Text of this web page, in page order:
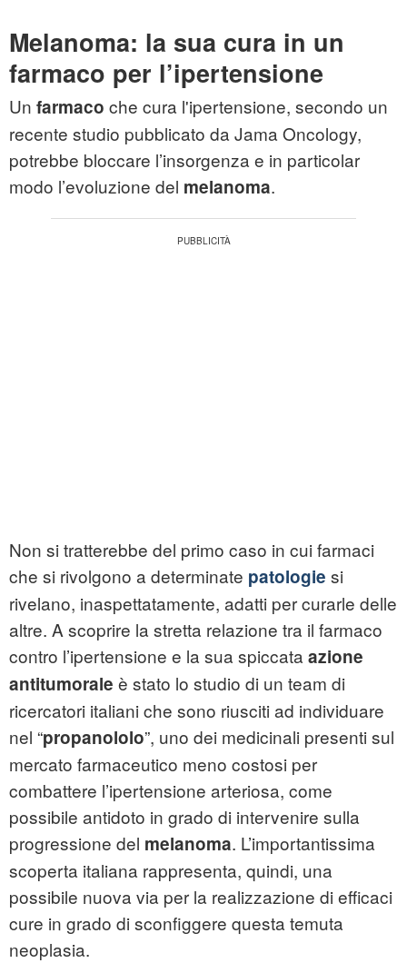
Melanoma: la sua cura in un
farmaco per l’ipertensione
Un farmaco che cura l'ipertensione, secondo un
recente studio pubblicato da Jama Oncology,
potrebbe bloccare l’insorgenza e in particolar
modo l’evoluzione del melanoma.
Non si tratterebbe del primo caso in cui farmaci
che si rivolgono a determinate patologie si
rivelano, inaspettatamente, adatti per curarle delle
altre. A scoprire la stretta relazione tra il farmaco
contro l’ipertensione e la sua spiccata azione
antitumorale è stato lo studio di un team di
ricercatori italiani che sono riusciti ad individuare
nel “propanololo”, uno dei medicinali presenti sul
mercato farmaceutico meno costosi per
combattere l’ipertensione arteriosa, come
possibile antidoto in grado di intervenire sulla
progressione del melanoma. L’importantissima
scoperta italiana rappresenta, quindi, una
possibile nuova via per la realizzazione di efficaci
cure in grado di sconfiggere questa temuta
neoplasia.